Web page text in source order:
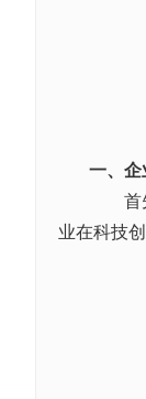
一、企
首
业在科技